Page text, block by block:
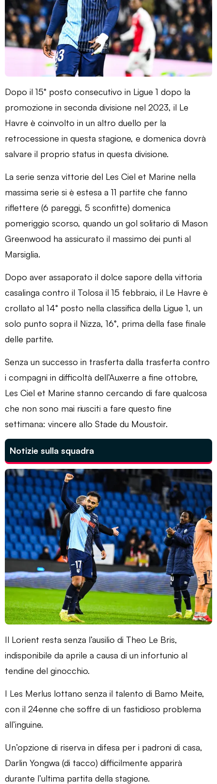
Dopo il 15° posto consecutivo in Ligue 1 dopo la
promozione in seconda divisione nel 2023, il Le
Havre è coinvolto in un altro duello per la
retrocessione in questa stagione, e domenica dovrà
salvare il proprio status in questa divisione.
La serie senza vittorie del Les Ciel et Marine nella
massima serie si è estesa a 11 partite che fanno
riflettere (6 pareggi, 5 sconfitte) domenica
pomeriggio scorso, quando un gol solitario di Mason
Greenwood ha assicurato il massimo dei punti al
Marsiglia.
Dopo aver assaporato il dolce sapore della vittoria
casalinga contro il Tolosa il 15 febbraio, il Le Havre è
crollato al 14° posto nella classifica della Ligue 1, un
solo punto sopra il Nizza, 16°, prima della fase finale
delle partite.
Senza un successo in trasferta dalla trasferta contro
i compagni in difficoltà dell’Auxerre a fine ottobre,
Les Ciel et Marine stanno cercando di fare qualcosa
che non sono mai riusciti a fare questo fine
settimana: vincere allo Stade du Moustoir.
Notizie sulla squadra
Il Lorient resta senza l’ausilio di Theo Le Bris,
indisponibile da aprile a causa di un infortunio al
tendine del ginocchio.
I Les Merlus lottano senza il talento di Bamo Meite,
con il 24enne che soffre di un fastidioso problema
all’inguine.
Un’opzione di riserva in difesa per i padroni di casa,
Darlin Yongwa (di tacco) difficilmente apparirà
durante l’ultima partita della stagione.